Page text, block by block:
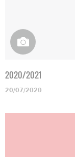
2020/2021
20/07/2020